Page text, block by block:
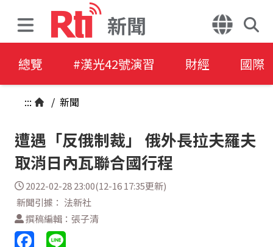
新聞
總覽 #漢光42號演習 財經 國際
::: / 新聞
遭遇「反俄制裁」 俄外長拉夫羅夫
取消日內瓦聯合國行程
2022-02-28 23:00(12-16 17:35更新)
新聞引據： 法新社
撰稿編輯：張子清